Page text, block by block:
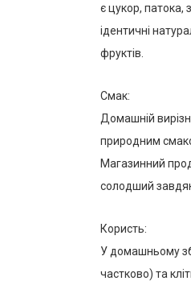
є цукор, патока,
ідентичні
фруктів.
Смак:
Домашній
природним
Магазинний
солодший
Користь:
У домашньому
частково) та